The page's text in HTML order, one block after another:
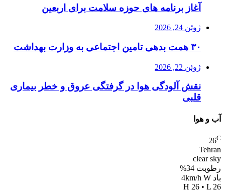
آغاز برنامه های حوزه سلامت برای اربعین
ژوئن 24, 2026
۳۰ همت بدهی تامین اجتماعی به وزارت بهداشت
ژوئن 22, 2026
نقش آلودگی هوا در گرفتگی عروق و خطر بیماری
قلبی
آب و هوا
26C
Tehran
clear sky
رطوبت 34%
باد 4km/h W
H 26 • L 26